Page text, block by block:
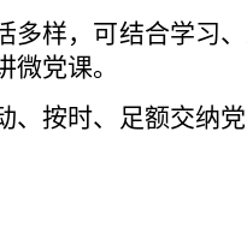
样，可结合学习、
党课。
、按时、足额交纳